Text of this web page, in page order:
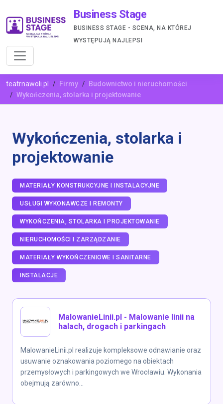
Business Stage
BUSINESS STAGE - SCENA, NA KTÓREJ
WYSTĘPUJĄ NAJLEPSI
teatrnawoli.pl Firmy
Budownictwo i nieruchomości
Wykończenia, stolarka i projektowanie
Wykończenia, stolarka i
projektowanie
MATERIAŁY KONSTRUKCYJNE I INSTALACYJNE
USŁUGI WYKONAWCZE I REMONTY
WYKOŃCZENIA, STOLARKA I PROJEKTOWANIE
NIERUCHOMOŚCI I ZARZĄDZANIE
MATERIAŁY WYKOŃCZENIOWE I SANITARNE
INSTALACJE
MalowanieLinii.pl - Malowanie linii na
halach, drogach i parkingach
MalowanieLinii.pl realizuje kompleksowe odnawianie oraz
usuwanie oznakowania poziomego na obiektach
przemysłowych i parkingowych we Wrocławiu. Wykonania
obejmują zarówno...